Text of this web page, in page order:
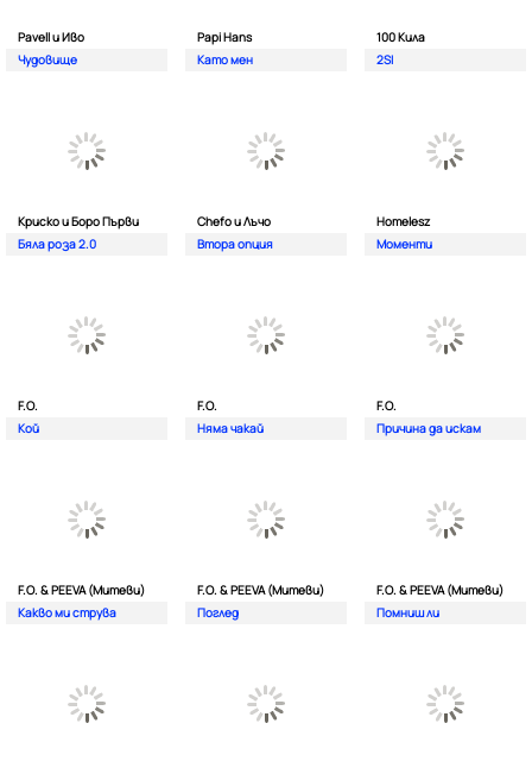
Pavell и Иво
Чудовище
Papi Hans
Като мен
100 Кила
2SI
Криско и Боро Първи
Бяла роза 2.0
Chefo и Лъчо
Втора опция
Homelesz
Моменти
F.O.
Кой
F.O.
Няма чакай
F.O.
Причина да искам
F.O. & PEEVA (Митеви)
Какво ми струва
F.O. & PEEVA (Митеви)
Поглед
F.O. & PEEVA (Митеви)
Помниш ли